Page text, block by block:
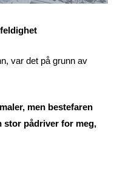
var det på grunn av
men bestefaren
stor pådriver for meg,